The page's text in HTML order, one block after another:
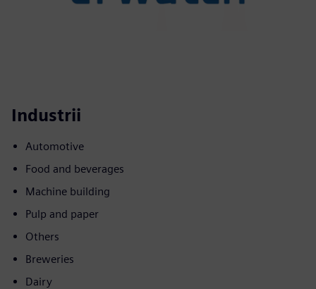
Industrii
Automotive
Food and beverages
Machine building
Pulp and paper
Others
Breweries
Dairy